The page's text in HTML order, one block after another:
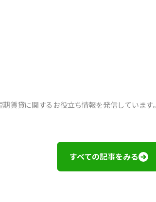
賃貸に関するお役立ち情報を発信しています。
すべての記事をみる